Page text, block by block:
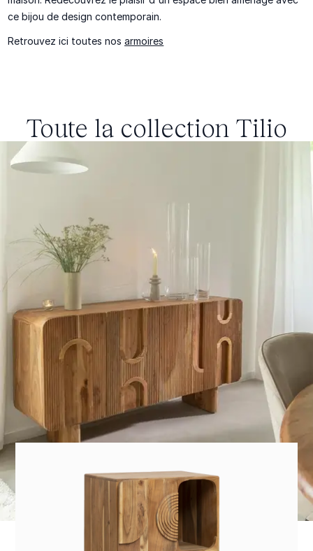
ce bijou de design contemporain.
Retrouvez ici toutes nosarmoires
Toute la collection Tilio